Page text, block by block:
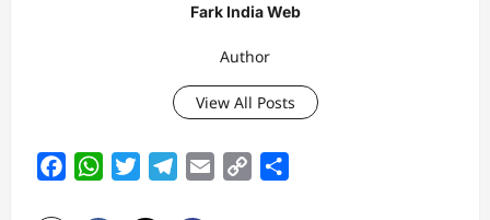
Fark India Web
Author
View All Posts
FacebookWhatsAppTwitterTelegram
Email
Copy